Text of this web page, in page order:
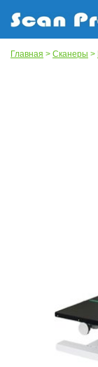
Главная > Сканеры >